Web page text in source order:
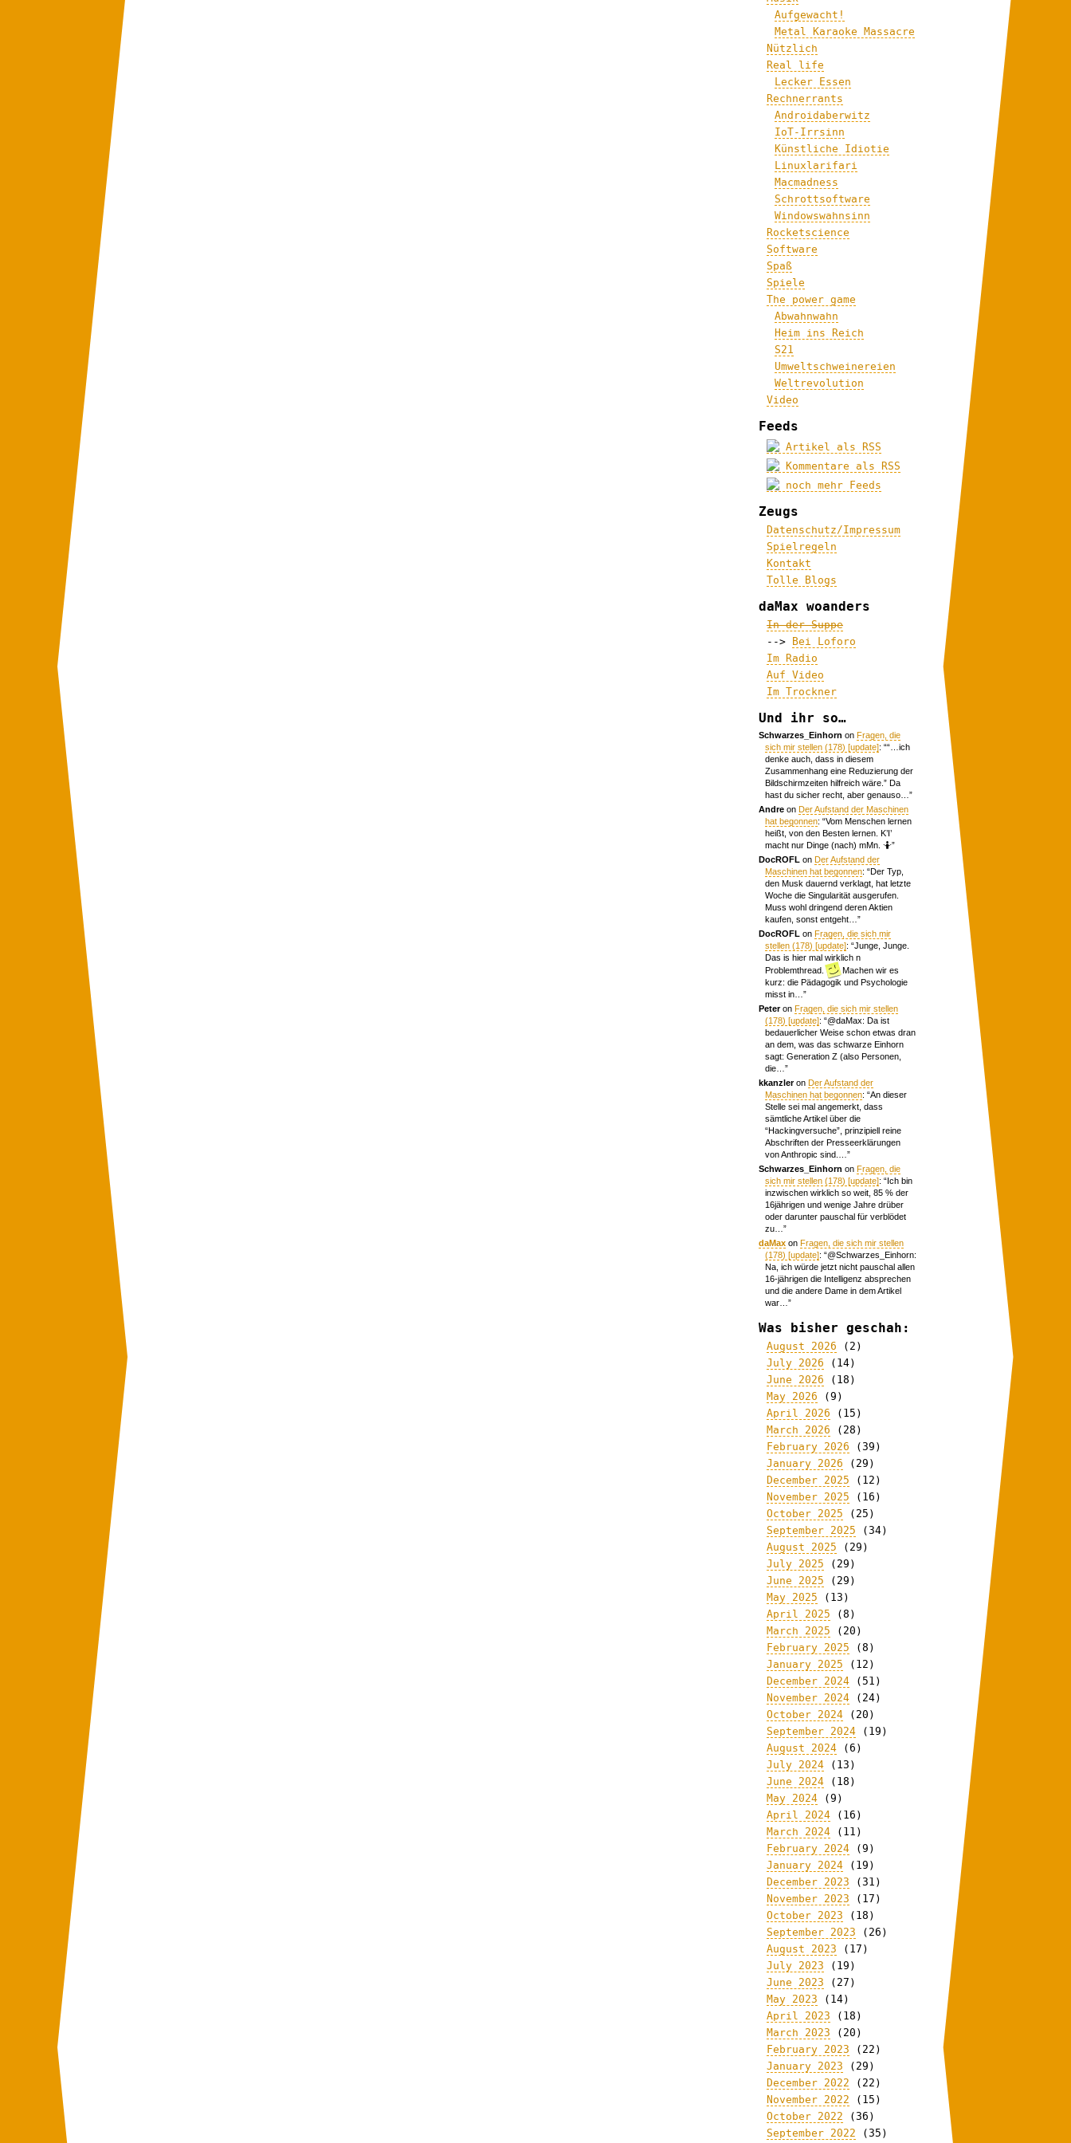
Aufgewacht!
Metal Karaoke Massacre
Nützlich
Real life
Lecker Essen
Rechnerrants
Androidaberwitz
IoT-Irrsinn
Künstliche Idiotie
Linuxlarifari
Macmadness
Schrottsoftware
Windowswahnsinn
Rocketscience
Software
Spaß
Spiele
The power game
Abwahnwahn
Heim ins Reich
S21
Umweltschweinereien
Weltrevolution
Video
Feeds
Artikel als RSS
Kommentare als RSS
noch mehr Feeds
Zeugs
Datenschutz/Impressum
Spielregeln
Kontakt
Tolle Blogs
daMax woanders
In der Suppe
-->
Bei Loforo
Im Radio
Auf Video
Im Trockner
Und ihr so…
Schwarzes_Einhorn onFragen, die
sich mir stellen (178) [update]: ““…ich
denke auch, dass in diesem
Zusammenhang eine Reduzierung der
Bildschirmzeiten hilfreich wäre.” Da
hast du sicher recht, aber genauso… ”
Andre onDer Aufstand der Maschinen
hat begonnen: “Vom Menschen lernen
heißt, von den Besten lernen. K’I’
macht nur Dinge (nach) mMn. 🤷”
DocROFL onDer Aufstand der
Maschinen hat begonnen: “Der Typ,
den Musk dauernd verklagt, hat letzte
Woche die Singularität ausgerufen.
Muss wohl dringend deren Aktien
kaufen, sonst entgeht… ”
DocROFL onFragen, die sich mir
stellen (178) [update]: “Junge, Junge.
Das is hier mal wirklich n
Problemthread.
Machen wir es
kurz: die Pädagogik und Psychologie
misst in… ”
PeteronFragen, die sich mir stellen
(178) [update]: “@daMax: Da ist
bedauerlicher Weise schon etwas dran
an dem, was das schwarze Einhorn
sagt: Generation Z (also Personen,
die… ”
kkanzleronDer Aufstand der
Maschinen hat begonnen: “An dieser
Stelle sei mal angemerkt, dass
sämtliche Artikel über die
“Hackingversuche”, prinzipiell reine
Abschriften der Presseerklärungen
von Anthropic sind.… ”
Schwarzes_Einhorn onFragen, die
sich mir stellen (178) [update]: “Ich bin
inzwischen wirklich so weit, 85 % der
16jährigen und wenige Jahre drüber
oder darunter pauschal für verblödet
zu… ”
daMax onFragen, die sich mir stellen
(178) [update]: “@Schwarzes_Einhorn:
Na, ich würde jetzt nicht pauschal allen
16-jährigen die Intelligenz absprechen
und die andere Dame in dem Artikel
war… ”
Was bisher geschah:
August 2026 (2)
July 2026 (14)
June 2026 (18)
May 2026 (9)
April 2026 (15)
March 2026 (28)
February 2026 (39)
January 2026 (29)
December 2025 (12)
November 2025 (16)
October 2025 (25)
September 2025 (34)
August 2025 (29)
July 2025 (29)
June 2025 (29)
May 2025 (13)
April 2025 (8)
March 2025 (20)
February 2025 (8)
January 2025 (12)
December 2024 (51)
November 2024 (24)
October 2024 (20)
September 2024 (19)
August 2024 (6)
July 2024 (13)
June 2024 (18)
May 2024 (9)
April 2024 (16)
March 2024 (11)
February 2024 (9)
January 2024 (19)
December 2023 (31)
November 2023 (17)
October 2023 (18)
September 2023 (26)
August 2023 (17)
July 2023 (19)
June 2023 (27)
May 2023 (14)
April 2023 (18)
March 2023 (20)
February 2023 (22)
January 2023 (29)
December 2022 (22)
November 2022 (15)
October 2022 (36)
September 2022 (35)